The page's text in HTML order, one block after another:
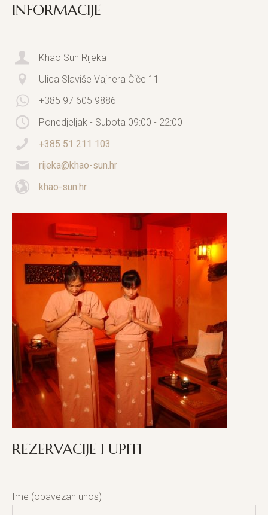
INFORMACIJE
Khao Sun Rijeka
Ulica Slaviše Vajnera Čiče 11
+385 97 605 9886
Ponedjeljak - Subota 09:00 - 22:00
+385 51 211 103
rijeka@khao-sun.hr
khao-sun.hr
REZERVACIJE I UPITI
Ime (obavezan unos)